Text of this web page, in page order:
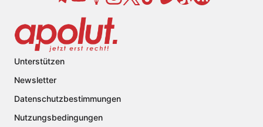
Unterstützen
Newsletter
Datenschutzbestimmungen
Nutzungsbedingungen